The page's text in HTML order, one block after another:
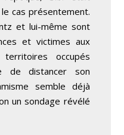
cas présentement.
et lui-même sont
et victimes aux
occupés
de distancer son
semble déjà
un sondage révélé